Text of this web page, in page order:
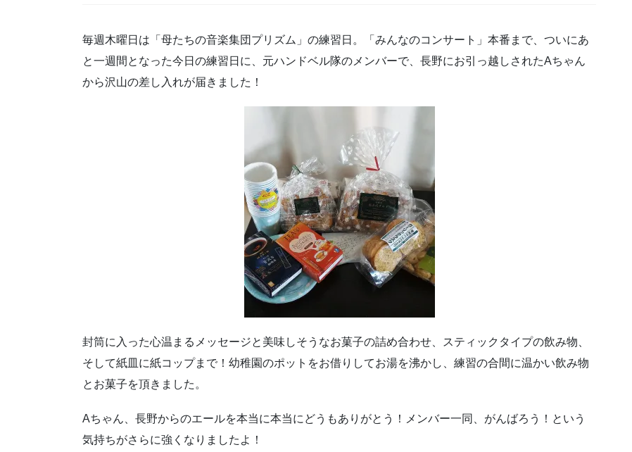
毎週木曜日は「母たちの音楽集団プリズム」の練習日。「みんなのコンサート」本番まで、ついにあ
と一週間となった今日の練習日に、元ハンドベル隊のメンバーで、長野にお引っ越しされたAちゃん
から沢山の差し入れが届きました！
封筒に入った心温まるメッセージと美味しそうなお菓子の詰め合わせ、スティックタイプの飲み物、
そして紙皿に紙コップまで！幼稚園のポットをお借りしてお湯を沸かし、練習の合間に温かい飲み物
とお菓子を頂きました。
Aちゃん、長野からのエールを本当に本当にどうもありがとう！メンバー一同、がんばろう！という
気持ちがさらに強くなりましたよ！